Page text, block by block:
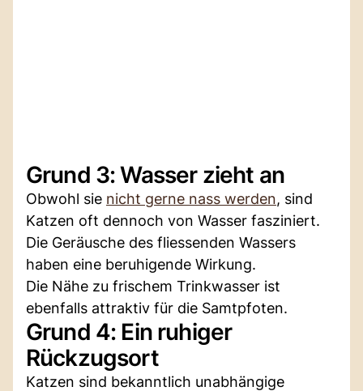
Grund 3: Wasser zieht an
Obwohl sie nicht gerne nass werden, sind
Katzen oft dennoch von Wasser fasziniert.
Die Geräusche des fliessenden Wassers
haben eine beruhigende Wirkung.
Die Nähe zu frischem Trinkwasser ist
ebenfalls attraktiv für die Samtpfoten.
Grund 4: Ein ruhiger
Rückzugsort
Katzen sind bekanntlich unabhängige